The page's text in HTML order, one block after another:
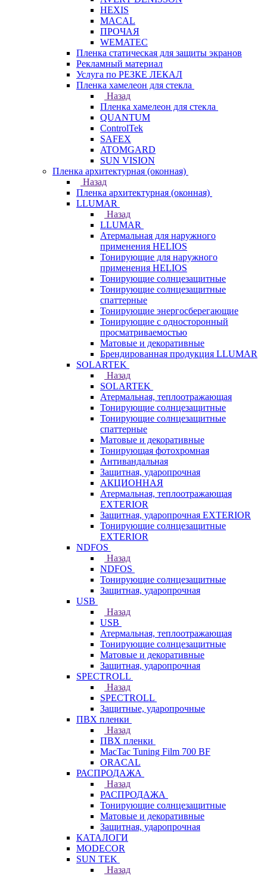
HEXIS
MACAL
ПРОЧАЯ
WEMATEC
Пленка статическая для защиты экранов
Рекламный материал
Услуга по РЕЗКЕ ЛЕКАЛ
Пленка хамелеон для стекла
Назад
Пленка хамелеон для стекла
QUANTUM
ControlTek
SAFEX
ATOMGARD
SUN VISION
Пленка архитектурная (оконная)
Назад
Пленка архитектурная (оконная)
LLUMAR
Назад
LLUMAR
Атермальная для наружного
применения HELIOS
Тонирующие для наружного
применения HELIOS
Тонирующие солнцезащитные
Тонирующие солнцезащитные
спаттерные
Тонирующие энергосберегающие
Тонирующие с односторонный
просматриваемостью
Матовые и декоративные
Брендированная продукция LLUMAR
SOLARTEK
Назад
SOLARTEK
Атермальная, теплоотражающая
Тонирующие солнцезащитные
Тонирующие солнцезащитные
спаттерные
Матовые и декоративные
Тонирующая фотохромная
Антивандальная
Защитная, ударопрочная
АКЦИОННАЯ
Атермальная, теплоотражающая
EXTERIOR
Защитная, ударопрочная EXTERIOR
Тонирующие солнцезащитные
EXTERIOR
NDFOS
Назад
NDFOS
Тонирующие солнцезащитные
Защитная, ударопрочная
USB
Назад
USB
Атермальная, теплоотражающая
Тонирующие солнцезащитные
Матовые и декоративные
Защитная, ударопрочная
SPECTROLL
Назад
SPECTROLL
Защитные, ударопрочные
ПВХ пленки
Назад
ПВХ пленки
MacTac Tuning Film 700 BF
ORACAL
РАСПРОДАЖА
Назад
РАСПРОДАЖА
Тонирующие солнцезащитные
Матовые и декоративные
Защитная, ударопрочная
КАТАЛОГИ
MODECOR
SUN TEK
Назад